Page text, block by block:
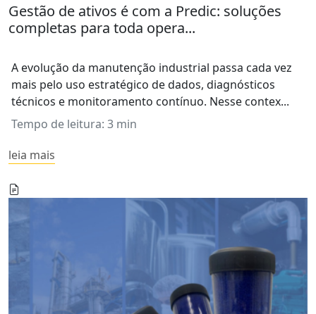
Gestão de ativos é com a Predic: soluções
completas para toda opera...
A evolução da manutenção industrial passa cada vez
mais pelo uso estratégico de dados, diagnósticos
técnicos e monitoramento contínuo. Nesse contex...
Tempo de leitura: 3 min
leia mais